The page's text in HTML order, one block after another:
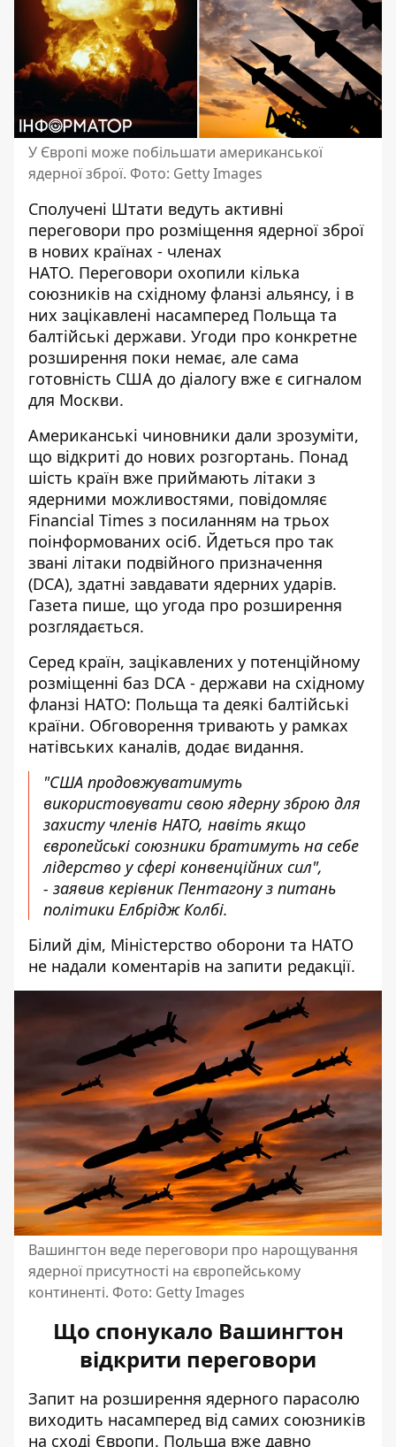
У Європі може побільшати американської
ядерної зброї. Фото: Getty Images
Сполучені Штати ведуть активні
переговори про розміщення ядерної зброї
в нових країнах - членах
НАТО. Переговори охопили кілька
союзників на східному фланзі альянсу, і в
них зацікавлені насамперед Польща та
балтійські держави. Угоди про конкретне
розширення поки немає, але сама
готовність США до діалогу вже є сигналом
для Москви.
Американські чиновники дали зрозуміти,
що відкриті до нових розгортань. Понад
шість країн вже приймають літаки з
ядерними можливостями, повідомляє
Financial Times з посиланням на трьох
поінформованих осіб. Йдеться про так
звані літаки подвійного призначення
(DCA), здатні завдавати ядерних ударів.
Газета пише, що угода про розширення
розглядається.
Серед країн, зацікавлених у потенційному
розміщенні баз DCA - держави на східному
фланзі НАТО: Польща та деякі балтійські
країни. Обговорення тривають у рамках
натівських каналів, додає видання.
"США продовжуватимуть
використовувати свою ядерну зброю для
захисту членів НАТО, навіть якщо
європейські союзники братимуть на себе
лідерство у сфері конвенційних сил",
- заявив керівник Пентагону з питань
політики Елбрідж Колбі.
Білий дім, Міністерство оборони та НАТО
не надали коментарів на запити редакції.
Вашингтон веде переговори про нарощування
ядерної присутності на європейському
континенті. Фото: Getty Images
Що спонукало Вашингтон
відкрити переговори
Запит на розширення ядерного парасолю
виходить насамперед від самих союзників
на сході Європи. Польща вже давно